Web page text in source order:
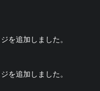
を追加しました。
を追加しました。